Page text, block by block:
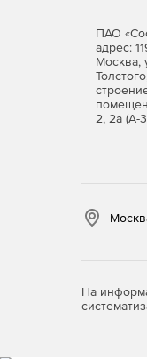
ПАО
адрес:
Москва,
2, 2а (А-
На